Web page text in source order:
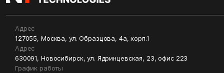
Адрес
127055, Москва, ул. Образцова, 4а, корп.1
Адрес
630091, Новосибирск, ул. Ядринцевская, 23, офис 223
График работы